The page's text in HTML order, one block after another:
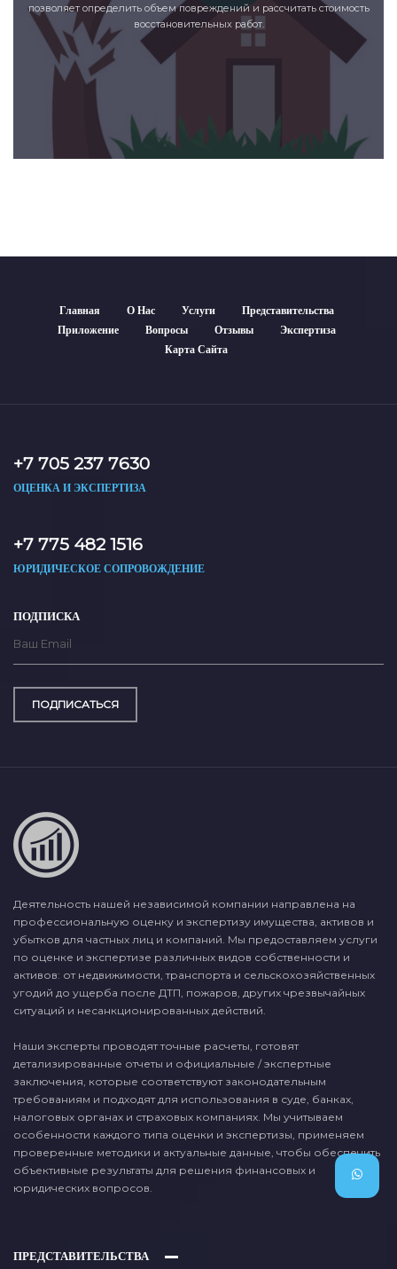
позволяет определить объем повреждений и рассчитать стоимость
восстановительных работ.
Главная О Нас Услуги
Представительства
Приложение
Вопросы Отзывы
Экспертиза
Карта Сайта
+7 705 237 7630
ОЦЕНКА И ЭКСПЕРТИЗА
+7 775 482 1516
ЮРИДИЧЕСКОЕ СОПРОВОЖДЕНИЕ
ПОДПИСКА
ПОДПИСАТЬСЯ
Деятельность нашей независимой компании направлена на
профессиональную оценку и экспертизу имущества, активов и
убытков для частных лиц и компаний. Мы предоставляем услуги
по оценке и экспертизе различных видов собственности и
активов: от недвижимости, транспорта и сельскохозяйственных
угодий до ущерба после ДТП, пожаров, других чрезвычайных
ситуаций и несанкционированных действий.
Наши эксперты проводят точные расчеты, готовят
детализированные отчеты и официальные / экспертные
заключения, которые соответствуют законодательным
требованиям и подходят для использования в суде, банках,
налоговых органах и страховых компаниях. Мы учитываем
особенности каждого типа оценки и экспертизы, применяем
проверенные методики и актуальные данные, чтобы обеспечить
объективные результаты для решения финансовых и
юридических вопросов.
ПРЕДСТАВИТЕЛЬСТВА